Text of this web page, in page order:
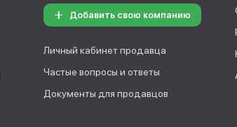
Добавить свою компанию
Личный кабинет продавца
Частые вопросы и ответы
Документы для продавцов